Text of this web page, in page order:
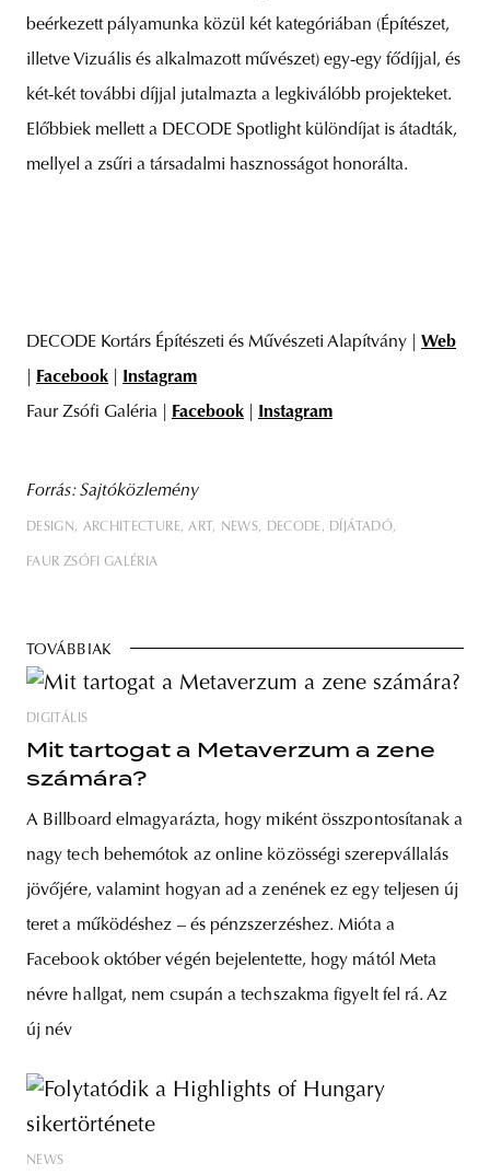
beérkezett pályamunka közül két kategóriában (Építészet,
illetve Vizuális és alkalmazott művészet) egy-egy fődíjjal, és
két-két további díjjal jutalmazta a legkiválóbb projekteket.
Előbbiek mellett a DECODE Spotlight különdíjat is átadták,
mellyel a zsűri a társadalmi hasznosságot honorálta.
DECODE Kortárs Építészeti és Művészeti Alapítvány | Web
Facebook
Instagram
Faur Zsófi Galéria | Facebook Instagram
Forrás: Sajtóközlemény
DESIGN ARCHITECTURE ART NEWS DECODE DÍJÁTADÓ
FAUR ZSÓFI GALÉRIA
TOVÁBBIAK
DIGITÁLIS
Mit tartogat a Metaverzum a zene
számára?
A Billboard elmagyarázta, hogy miként összpontosítanak a
nagy tech behemótok az online közösségi szerepvállalás
jövőjére, valamint hogyan ad a zenének ez egy teljesen új
teret a működéshez – és pénzszerzéshez. Mióta a
Facebook október végén bejelentette, hogy mától Meta
névre hallgat, nem csupán a techszakma figyelt fel rá. Az
új név
NEWS